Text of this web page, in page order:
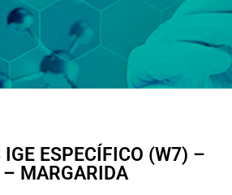
ESPECÍFICO (W7) –
MARGARIDA